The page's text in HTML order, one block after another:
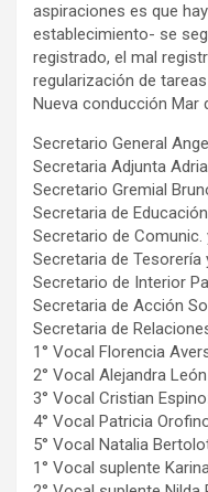
aspiraciones es que
establecimiento- se
registrado, el mal
regularización de
Nueva conducción Mar
Secretario General
Secretaria Adjunta
Secretario Gremial
Secretaria de
Secretario de
Secretaria de Tesorería
Secretario de Interior
Secretaria de Acción
Secretaria de
1° Vocal Florencia
2° Vocal Alejandra León
3° Vocal Cristian
4° Vocal Patricia
5° Vocal Natalia
1° Vocal suplente